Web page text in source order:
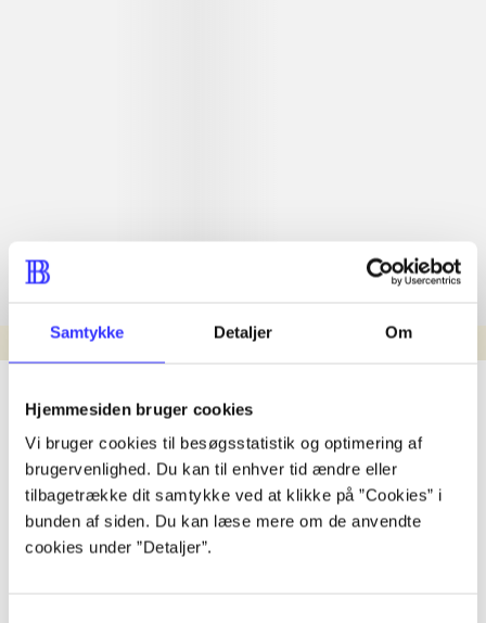
Samtykke Detaljer Om
Hjemmesiden bruger cookies
Vi bruger cookies til besøgsstatistik og optimering af
brugervenlighed. Du kan til enhver tid ændre eller
tilbagetrække dit samtykke ved at klikke på ”Cookies” i
bunden af siden. Du kan læse mere om de anvendte
cookies under ”Detaljer”.
Nyhed
lorem ipsum dolor sit amet ...
lorem ipsum dolor sit amet ...
lorem ipsum dolor sit amet ...
lorem ipsum dolor sit amet ...